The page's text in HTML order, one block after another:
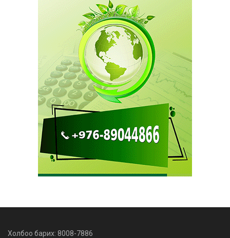
Холбоо барих: 8008-7886